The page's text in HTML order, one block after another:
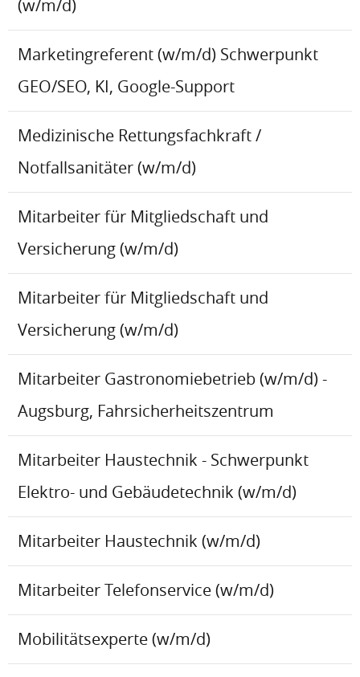
(w/m/d)
Marketingreferent (w/m/d) Schwerpunkt
GEO/SEO, KI, Google-Support
Medizinische Rettungsfachkraft /
Notfallsanitäter (w/m/d)
Mitarbeiter für Mitgliedschaft und
Versicherung (w/m/d)
Mitarbeiter für Mitgliedschaft und
Versicherung (w/m/d)
Mitarbeiter Gastronomiebetrieb (w/m/d) -
Augsburg, Fahrsicherheitszentrum
Mitarbeiter Haustechnik - Schwerpunkt
Elektro- und Gebäudetechnik (w/m/d)
Mitarbeiter Haustechnik (w/m/d)
Mitarbeiter Telefonservice (w/m/d)
Mobilitätsexperte (w/m/d)